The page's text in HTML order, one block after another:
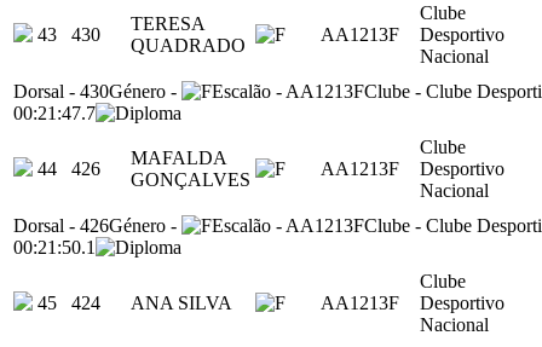
43 430
TERESA
QUADRADO
AA1213F
Clube
Desportivo
Nacional
Dorsal - 430Género - Escalão - AA1213FClube - Clube
00:21:47.7
44 426
MAFALDA
GONÇALVES
AA1213F
Clube
Desportivo
Nacional
Dorsal - 426Género - Escalão - AA1213FClube - Clube
00:21:50.1
45 424 ANA SILVA AA1213F
Clube
Desportivo
Nacional